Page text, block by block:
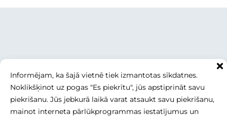
Informējam, ka šajā vietnē tiek izmantotas sīkdatnes.
Noklikšķinot uz pogas "Es piekrītu", jūs apstiprināt savu
piekrišanu. Jūs jebkurā laikā varat atsaukt savu piekrišanu,
mainot interneta pārlūkprogrammas iestatījumus un